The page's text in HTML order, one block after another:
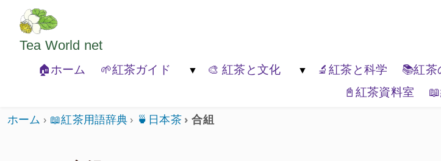
ようこそいらっしゃいました。どうぞごゆっくり楽しんでください。
Tea World net
🏠ホーム
🌱紅茶ガイド
🏔️エリアティー 📦ティーブラ
🎨 紅茶と文化
🎭紅茶と表現 🌏紅茶
🔬紅茶と科学 📚紅茶
📓紅茶資料室
ホーム 📖紅茶用語辞典 🍵日本茶 合組